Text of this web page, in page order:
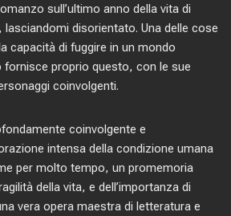
sull’ultimo anno della vita di
disorientato. Una delle cose
capacità di fuggire in un mondo
fornisce proprio questo, con le sue
coinvolgenti.
coinvolgente e
intensa della condizione umana
per molto tempo, un promemoria
della vita, e dell’importanza di
vera opera maestra di letteratura e